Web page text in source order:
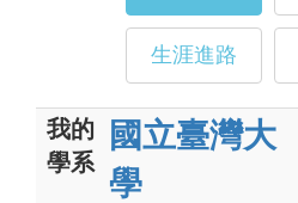
生涯進路
我的
學系
國立臺灣大
學